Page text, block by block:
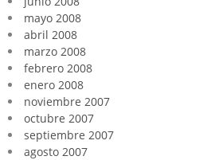
mayo 2008
abril 2008
marzo 2008
febrero 2008
enero 2008
noviembre 2007
octubre 2007
septiembre 2007
agosto 2007